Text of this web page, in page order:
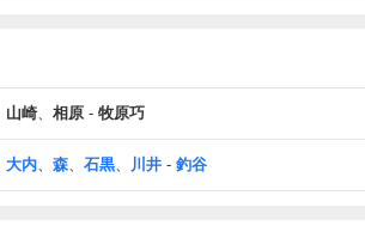
山崎、 相原 - 牧原巧
大内、 森、 石黒、 川井 - 釣谷